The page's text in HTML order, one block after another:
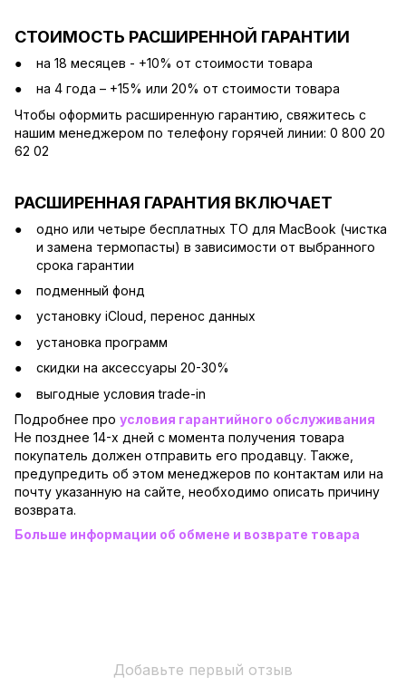
СТОИМОСТЬ РАСШИРЕННОЙ ГАРАНТИИ
на 18 месяцев - +10% от стоимости товара
на 4 года – +15% или 20% от стоимости товара
Чтобы оформить расширенную гарантию, свяжитесь с
нашим менеджером по телефону горячей линии: 0 800 20
62 02
РАСШИРЕННАЯ ГАРАНТИЯ ВКЛЮЧАЕТ
одно или четыре бесплатных ТО для MacBook (чистка
и замена термопасты) в зависимости от выбранного
срока гарантии
подменный фонд
установку iCloud, перенос данных
установка программ
скидки на аксессуары 20-30%
выгодные условия trade-in
Подробнее про условия гарантийного обслуживания
Не позднее 14-х дней с момента получения товара
покупатель должен отправить его продавцу. Также,
предупредить об этом менеджеров по контактам или на
почту указанную на сайте, необходимо описать причину
возврата.
Больше информации об обмене и возврате товара
Добавьте первый отзыв